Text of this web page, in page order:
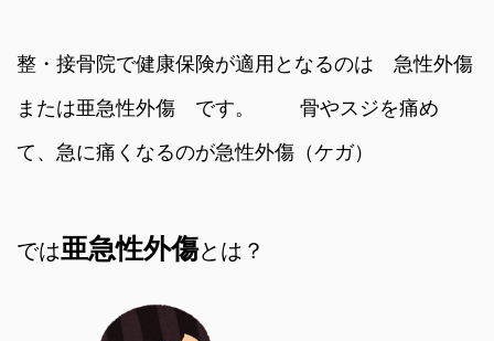
整・接骨院で健康保険が適用となるのは 急性外傷
または亜急性外傷 です。 骨やスジを痛め
て、急に痛くなるのが急性外傷（ケガ）
では亜急性外傷とは？